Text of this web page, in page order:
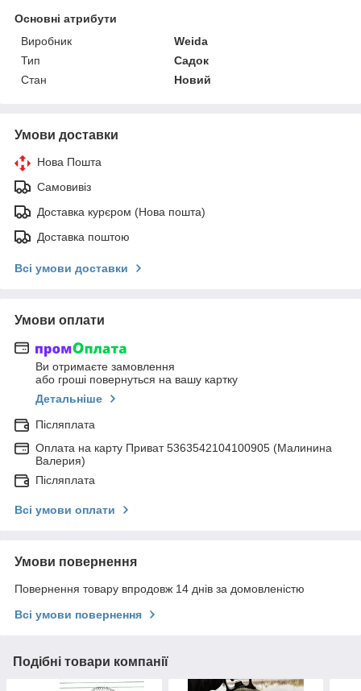
Основні атрибути
Виробник
Weida
Тип
Садок
Стан
Новий
Умови доставки
Нова Пошта
Самовивіз
Доставка курєром (Нова пошта)
Доставка поштою
Всі умови доставки
Умови оплати
Ви отримаєте замовлення
або гроші повернуться на вашу картку
Детальніше
Післяплата
Оплата на карту Приват 5363542104100905 (Малинина
Валерия)
Післяплата
Всі умови оплати
Умови повернення
Повернення товару впродовж 14 днів за домовленістю
Всі умови повернення
Подібні товари компанії